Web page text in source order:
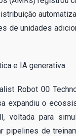
de unidades
e IA generativa.
Robot 00
expandiu o
voltada para
de